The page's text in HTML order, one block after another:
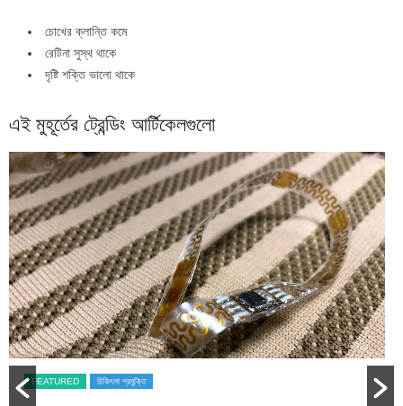
চোখের ক্লান্তি কমে
রেটিনা সুস্থ থাকে
দৃষ্টি শক্তি ভালো থাকে
এই মুহূর্তের ট্রেন্ডিং আর্টিকেলগুলো
FEATURED স্বাস্থ্যকর খাবার